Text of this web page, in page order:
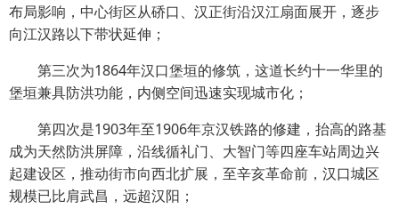
布局影响，中心街区从硚口、汉正街沿汉江扇面展开，逐步
向江汉路以下带状延伸；
第三次为1864年汉口堡垣的修筑，这道长约十一华里的
堡垣兼具防洪功能，内侧空间迅速实现城市化；
第四次是1903年至1906年京汉铁路的修建，抬高的路基
成为天然防洪屏障，沿线循礼门、大智门等四座车站周边兴
起建设区，推动街市向西北扩展，至辛亥革命前，汉口城区
规模已比肩武昌，远超汉阳；